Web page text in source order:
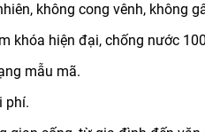
không cong vênh, không
khóa hiện đại, chống nước
mẫu mã.
phí.